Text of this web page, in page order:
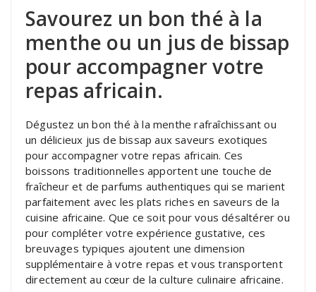
Savourez un bon thé à la
menthe ou un jus de bissap
pour accompagner votre
repas africain.
Dégustez un bon thé à la menthe rafraîchissant ou
un délicieux jus de bissap aux saveurs exotiques
pour accompagner votre repas africain. Ces
boissons traditionnelles apportent une touche de
fraîcheur et de parfums authentiques qui se marient
parfaitement avec les plats riches en saveurs de la
cuisine africaine. Que ce soit pour vous désaltérer ou
pour compléter votre expérience gustative, ces
breuvages typiques ajoutent une dimension
supplémentaire à votre repas et vous transportent
directement au cœur de la culture culinaire africaine.